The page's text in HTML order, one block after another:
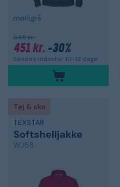
mørkgrå
645 kr.
451 kr. -30%
Sendes indenfor 10-12 dage
Tøj & sko
TEXSTAR
Softshelljakke
WJ58